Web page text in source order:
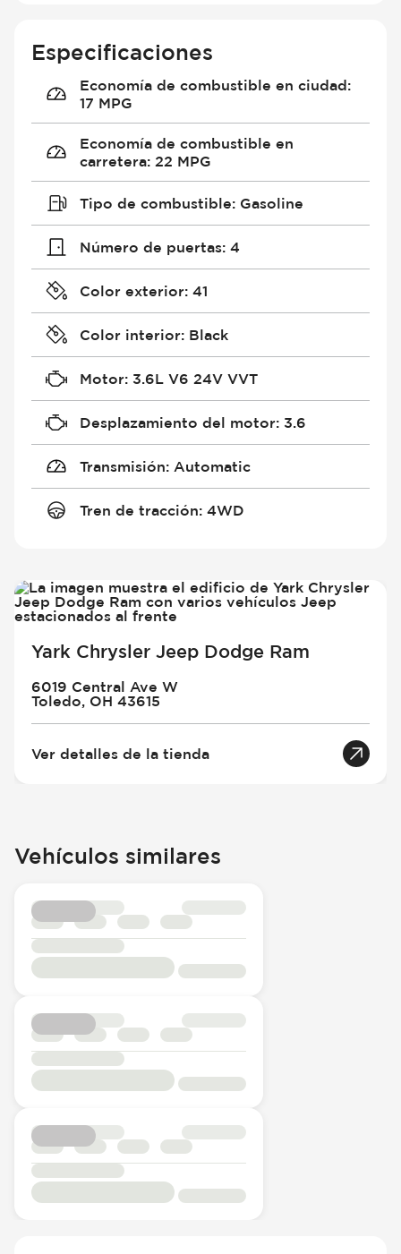
Especificaciones
Economía de combustible en ciudad:
17 MPG
Economía de combustible en
carretera: 22 MPG
Tipo de combustible: Gasoline
Número de puertas: 4
Color exterior: 41
Color interior: Black
Motor: 3.6L V6 24V VVT
Desplazamiento del motor: 3.6
Transmisión: Automatic
Tren de tracción: 4WD
Yark Chrysler Jeep Dodge Ram
6019 Central Ave W
Toledo, OH 43615
Ver detalles de la tienda
Vehículos similares